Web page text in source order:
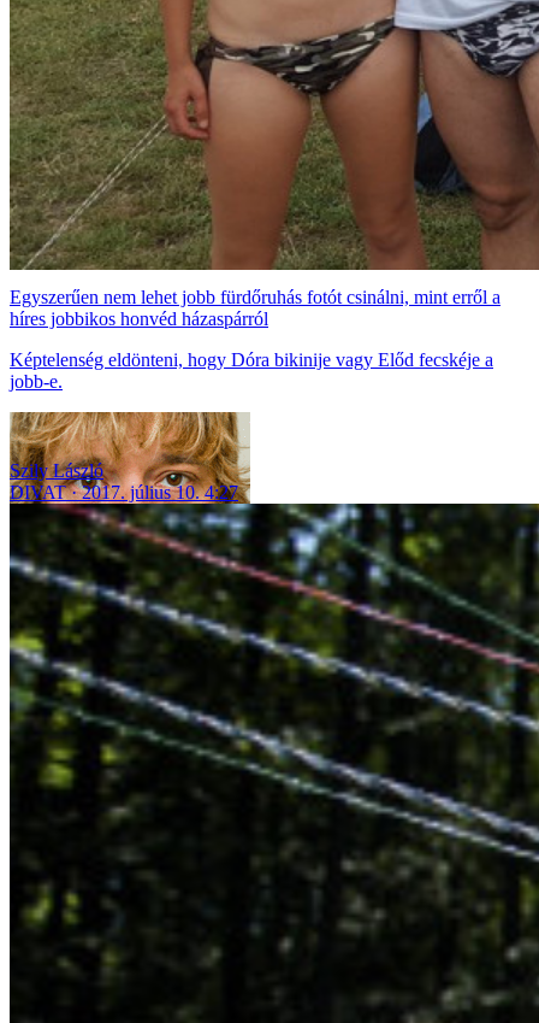
Egyszerűen nem lehet jobb fürdőruhás fotót csinálni, mint erről a
híres jobbikos honvéd házaspárról
Képtelenség eldönteni, hogy Dóra bikinije vagy Előd fecskéje a
jobb-e.
Szily László
DIVAT
2017. július 10. 4:27